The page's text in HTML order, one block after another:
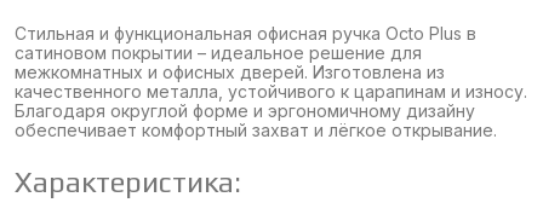
Стильная и функциональная офисная ручка Octo Plus в
сатиновом покрытии – идеальное решение для
межкомнатных и офисных дверей. Изготовлена из
качественного металла, устойчивого к царапинам и износу.
Благодаря округлой форме и эргономичному дизайну
обеспечивает комфортный захват и лёгкое открывание.
Характеристика: